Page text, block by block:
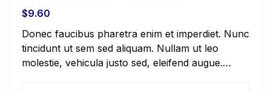
$9.60
Donec faucibus pharetra enim et imperdiet. Nunc
tincidunt ut sem sed aliquam. Nullam ut leo
molestie, vehicula justo sed, eleifend augue.